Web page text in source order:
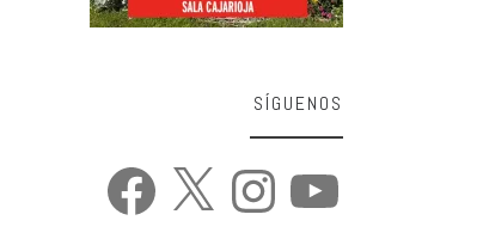
SÍGUENOS
Facebook Instagram YouTube